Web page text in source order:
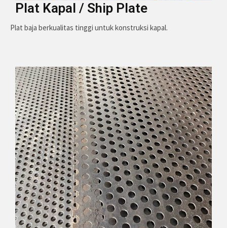
Plat Kapal / Ship Plate
Plat baja berkualitas tinggi untuk konstruksi kapal.